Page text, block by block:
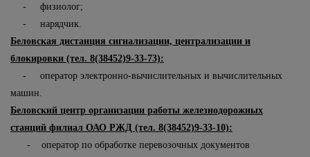
- физиолог;
- нарядчик.
Беловская дистанция сигнализации, централизации и
блокировки (тел. 8(38452)9-33-73):
- оператор электронно-вычислительных и вычислительных
машин.
Беловский центр организации работы железнодорожных
станций филиал ОАО РЖД (тел. 8(38452)9-33-10):
- оператор по обработке перевозочных документов